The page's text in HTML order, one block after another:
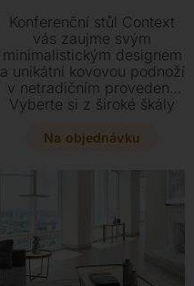
Konferenční stůl Context
vás zaujme svým
minimalistickým designem
a unikátní kovovou podnoží
v netradičním provedení.
Vyberte si z široké škály
desku z keramiky či skla
Na objednávku